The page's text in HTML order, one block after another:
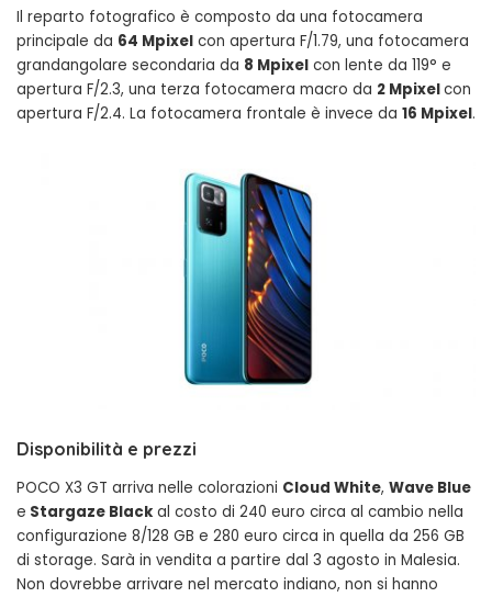
Il reparto fotografico è composto da una fotocamera
principale da 64 Mpixel con apertura F/1.79, una fotocamera
grandangolare secondaria da 8 Mpixel con lente da 119° e
apertura F/2.3, una terza fotocamera macro da 2 Mpixelcon
apertura F/2.4. La fotocamera frontale è invece da 16 Mpixel.
Disponibilità e prezzi
POCO X3 GT arriva nelle colorazioni Cloud White, Wave Blue
e Stargaze Black al costo di 240 euro circa al cambio nella
configurazione 8/128 GB e 280 euro circa in quella da 256 GB
di storage. Sarà in vendita a partire dal 3 agosto in Malesia.
Non dovrebbe arrivare nel mercato indiano, non si hanno